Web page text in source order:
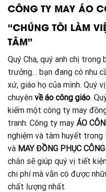
CÔNG TY MAY ÁO
“CHÚNG TÔI LÀM
TÂM”
Quý Cha, quý anh chị trong
trưởng… bạn đang có nhu
xứ, giáo họ của mình. Quý
chuyên về áo công giáo.
kiếm một công ty may
tranh. Công ty may ÁO
nghiệm và tâm huyết trong
và MAY ĐỒNG PHỤC
chắn sẽ giúp quý vị tiết
chi phí mà vẫn có được
chất lượng nhất.